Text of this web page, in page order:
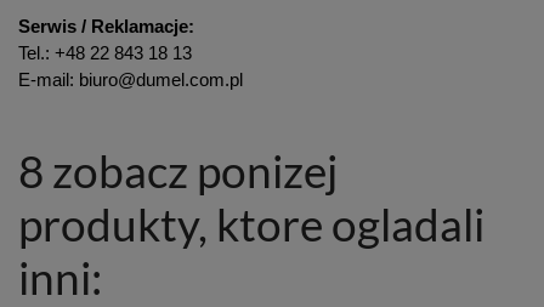
Serwis / Reklamacje:
Tel.: +48 22 843 18 13
E-mail: biuro@dumel.com.pl
8 zobacz ponizej
produkty, ktore ogladali
inni: